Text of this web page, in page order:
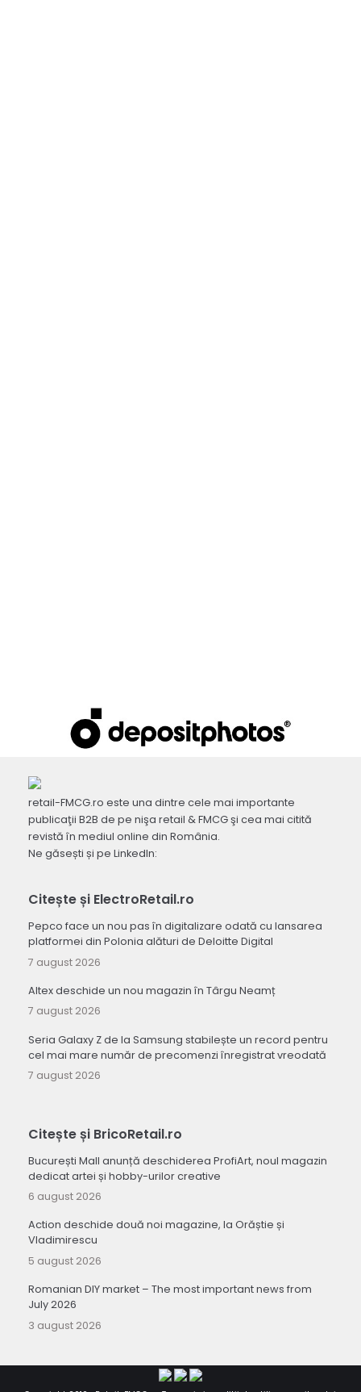
retail-FMCG.ro este una dintre cele mai importante
publicaţii B2B de pe nişa retail & FMCG şi cea mai citită
revistă în mediul online din România.
Ne găsești și pe LinkedIn:
Citește și ElectroRetail.ro
Pepco face un nou pas în digitalizare odată cu lansarea
platformei din Polonia alături de Deloitte Digital
7 august 2026
Altex deschide un nou magazin în Târgu Neamț
7 august 2026
Seria Galaxy Z de la Samsung stabilește un record pentru
cel mai mare număr de precomenzi înregistrat vreodată
7 august 2026
Citește și BricoRetail.ro
București Mall anunță deschiderea ProfiArt, noul magazin
dedicat artei și hobby-urilor creative
6 august 2026
Action deschide două noi magazine, la Orăștie și
Vladimirescu
5 august 2026
Romanian DIY market – The most important news from
July 2026
3 august 2026